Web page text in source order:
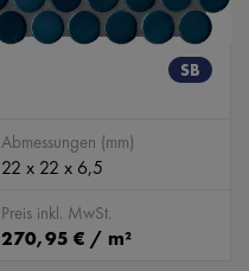
SB
Abmessungen (mm)
22 x 22 x 6,5
Preis inkl. MwSt.
270,95 € / m²